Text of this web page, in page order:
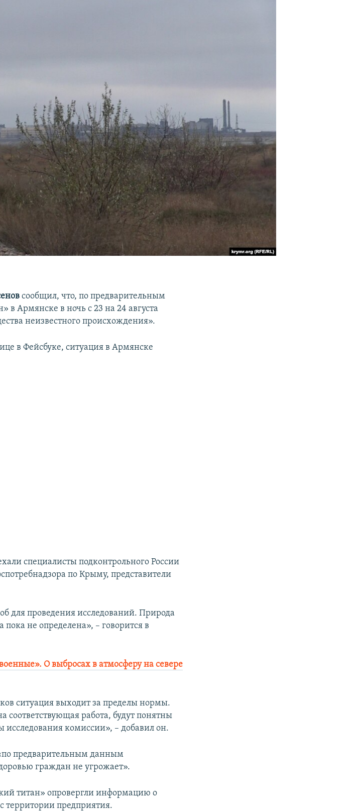
сообщил, что, по предварительным
Армянске в ночь с 23 на 24 августа
неизвестного происхождения».
в Фейсбуке, ситуация в Армянске
специалисты подконтрольного России
по Крыму, представители
для проведения исследований. Природа
не определена», – говорится в
О выбросах в атмосферу на севере
ситуация выходит за пределы нормы.
соответствующая работа, будут понятны
комиссии», – добавил он.
предварительным данным
граждан не угрожает».
титан» опровергли информацию о
территории предприятия.